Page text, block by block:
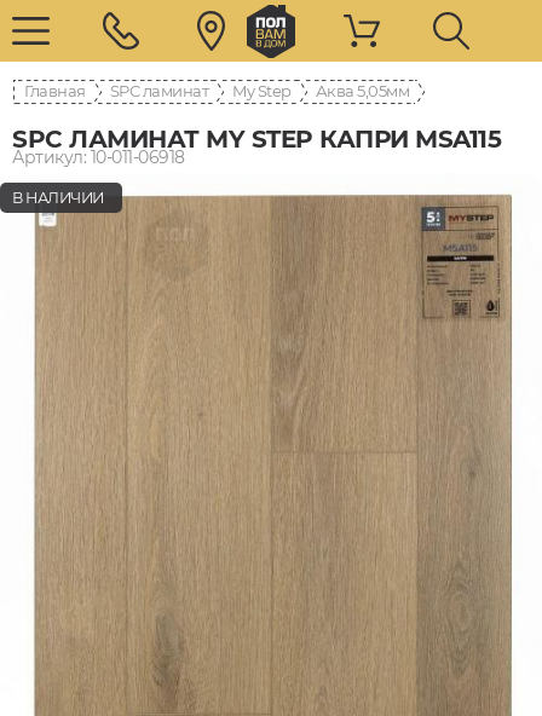
Главная SPC ламинат My Step Аква 5,05мм
SPC ЛАМИНАТ MY STEP КАПРИ MSA115
Артикул: 10-011-06918
В НАЛИЧИИ